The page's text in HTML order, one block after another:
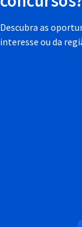
Descubra as
interesse ou da